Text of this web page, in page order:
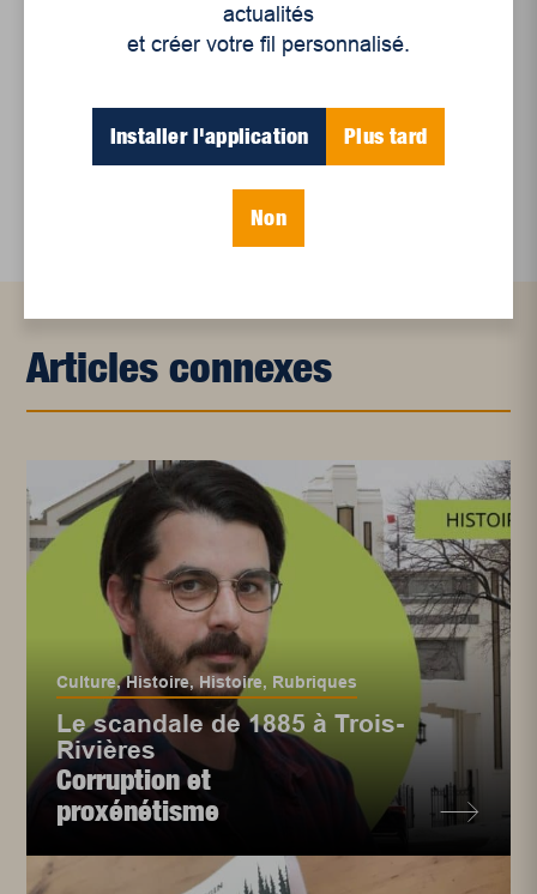
Balado Podcast
Articles connexes
Culture,Histoire,Histoire, Rubriques
Le scandale de 1885 à Trois-
Rivières
Corruption et
proxénétisme
actualités
et créer votre fil personnalisé.
Installer l'application Plus tard
Non